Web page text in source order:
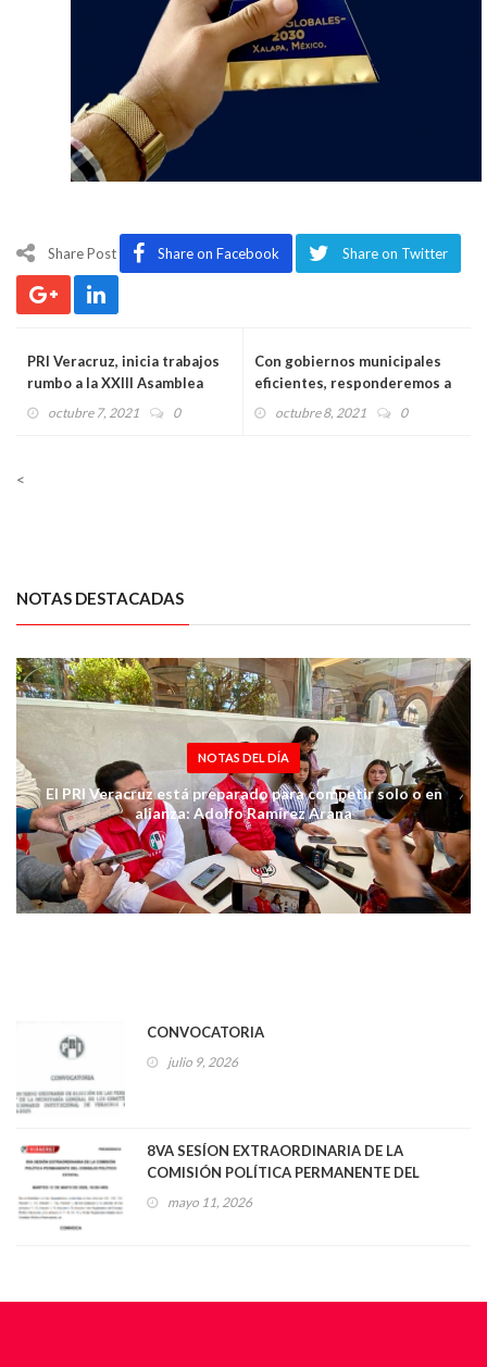
Share Post Share on Facebook Share on Twitter
PRI Veracruz, inicia trabajos
rumbo a la XXIII Asamblea
Nacional
octubre 7, 2021 0
Con gobiernos municipales
eficientes, responderemos a
la confianza de la gente:
octubre 8, 2021 0
<
NOTAS DESTACADAS
NOTAS DEL DÍA
El PRI Veracruz está preparado para competir solo o en
alianza: Adolfo Ramírez Arana
CONVOCATORIA
julio 9, 2026
8VA SESÍON EXTRAORDINARIA DE LA
COMISIÓN POLÍTICA PERMANENTE DEL
CONSEJO POLÍTICO ESTATAL
mayo 11, 2026